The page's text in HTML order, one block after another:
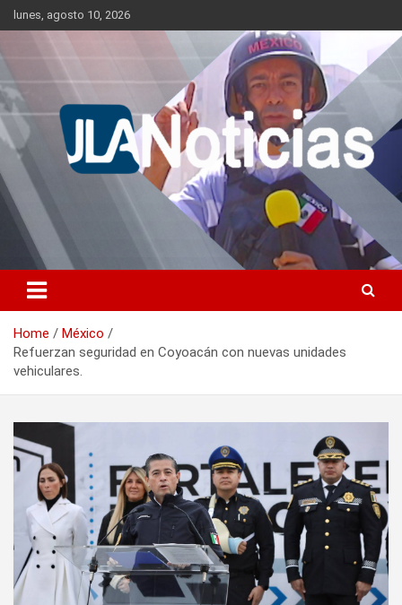
Skip
to
lunes, agosto 10, 2026
Jlanoticias
Información relevante en tiempo real.
Home
México
Refuerzan seguridad en Coyoacán con nuevas unidades
vehiculares.